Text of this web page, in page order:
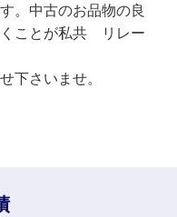
。中古のお品物の良
くことが私共 リレー
下さいませ。